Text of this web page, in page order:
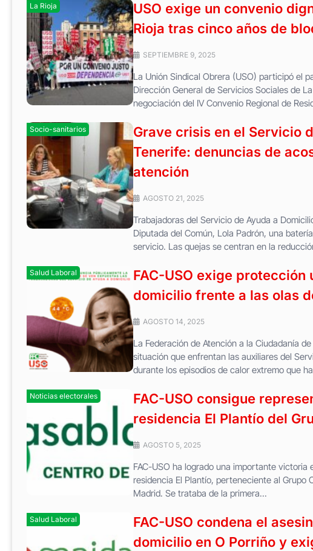
La Rioja
USO exige un convenio
Rioja tras cinco años de
SEPTIEMBRE 9, 2025
La Unión Sindical Obrera (USO) participó el
Dirección General de Servicios Sociales de
negociación del IV Convenio Regional de
Socio-sanitarios
Grave crisis en el Servicio
Tenerife: denuncias de
atención
AGOSTO 21, 2025
Trabajadoras del Servicio de Ayuda a
Diputada del Común, Lola Padrón, una
servicio. Las quejas se centran en la
Salud Laboral
FAC-USO exige
domicilio frente a las olas
AGOSTO 14, 2025
La Federación de Atención a la Ciudadanía
situación que enfrentan las auxiliares del
durante los episodios de calor extremo que
Noticias electorales
FAC-USO consigue
residencia El Plantío del
AGOSTO 5, 2025
FAC-USO ha logrado una importante
residencia El Plantío, perteneciente al Grupo
Madrid. Se trataba de la primera...
Salud Laboral
FAC-USO condena el
domicilio en O Porriño y